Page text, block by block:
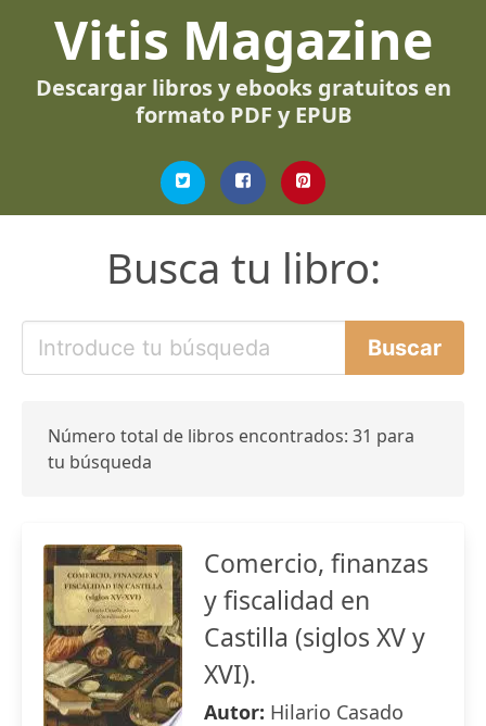
Vitis Magazine
Descargar libros y ebooks gratuitos en
formato PDF y EPUB
Busca tu libro:
Número total de libros encontrados: 31 para
tu búsqueda
Comercio, finanzas
y fiscalidad en
Castilla (siglos XV y
XVI).
Autor: Hilario Casado